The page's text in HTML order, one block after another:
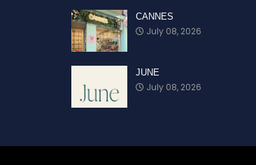
CANNES
July 08, 2026
JUNE
July 08, 2026